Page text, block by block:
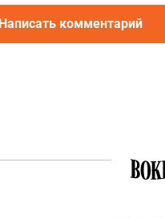
Написать комментарий